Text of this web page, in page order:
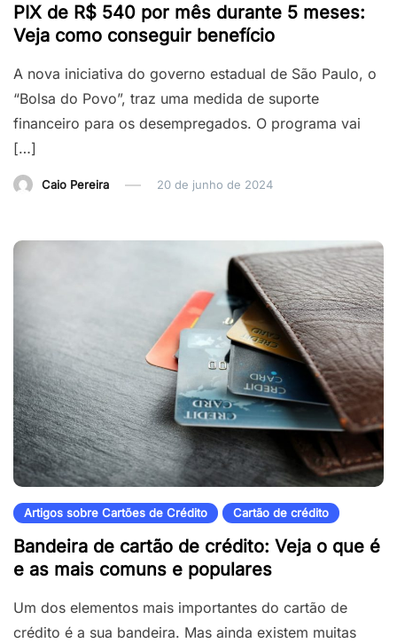
PIX de R$ 540 por mês durante 5 meses:
Veja como conseguir benefício
A nova iniciativa do governo estadual de São Paulo, o
“Bolsa do Povo”, traz uma medida de suporte
financeiro para os desempregados. O programa vai
[…]
Caio Pereira 20 de junho de 2024
Artigos sobre Cartões de Crédito Cartão de crédito
Bandeira de cartão de crédito: Veja o que é
e as mais comuns e populares
Um dos elementos mais importantes do cartão de
crédito é a sua bandeira. Mas ainda existem muitas